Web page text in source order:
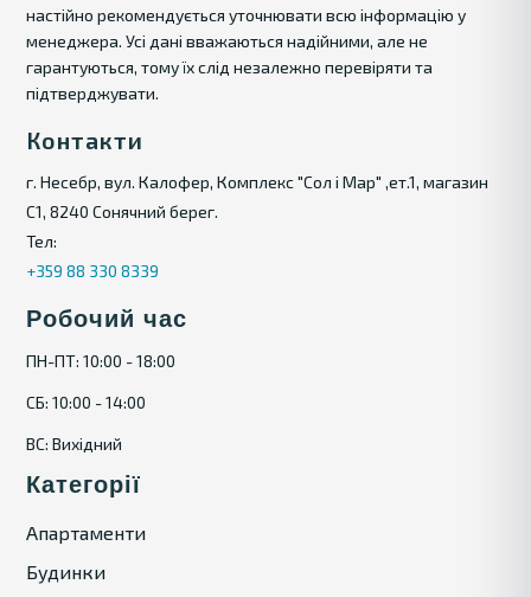
настійно рекомендується уточнювати всю інформацію у
менеджера. Усі дані вважаються надійними, але не
гарантуються, тому їх слід незалежно перевіряти та
підтверджувати.
Контакти
г. Несебр, вул. Калофер, Комплекс "Сол і Мар" ,ет.1, магазин
С1, 8240 Сонячний берег.
Тел:
+359 88 330 8339
Робочий час
ПН-ПТ: 10:00 - 18:00
СБ: 10:00 - 14:00
ВС: Вихідний
Категорії
Апартаменти
Будинки